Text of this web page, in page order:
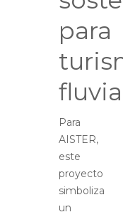
para
Para
AISTER,
este
proyecto
simboliza
un